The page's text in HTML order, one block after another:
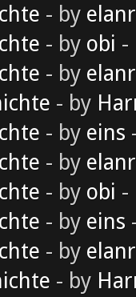
- by
- by obi -
- by
- by
- by eins
- by
- by obi -
- by eins
- by
- by